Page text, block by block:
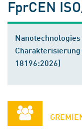
FprCEN
Charakterisierung
18196:2026)